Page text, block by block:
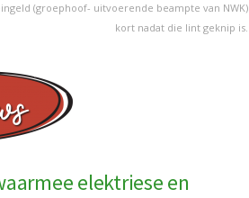
(groephoof- uitvoerende beampte van NWK)
kort nadat die lint geknip is.
elektriese en